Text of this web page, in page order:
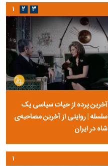
آخرین پرده از حیات سیاسی یک
سلسله | روایتی از آخرین مصاحبه‌ی
شاه در ایران
۱ ۲ ۳
۱